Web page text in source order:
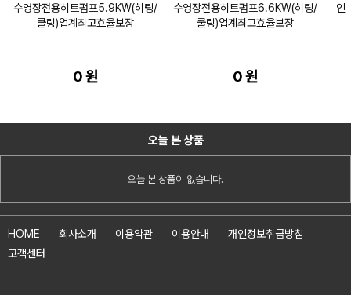
수영장전용히트펌프5.9KW(히팅/
쿨링)업계최고효율보장
0 원
수영장전용히트펌프6.6KW(히팅/
쿨링)업계최고효율보장
0 원
인
오늘 본 상품
오늘 본 상품이 없습니다.
HOME 회사소개 이용약관 이용안내
개인정보취급방침
고객센터